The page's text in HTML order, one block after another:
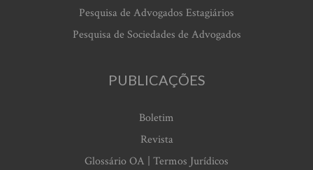
Pesquisa de Advogados Estagiários
Pesquisa de Sociedades de Advogados
PUBLICAÇÕES
Boletim
Revista
Glossário OA | Termos Jurídicos